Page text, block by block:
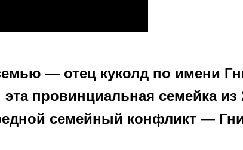
— отец куколд по имени
провинциальная семейка из
семейный конфликт —